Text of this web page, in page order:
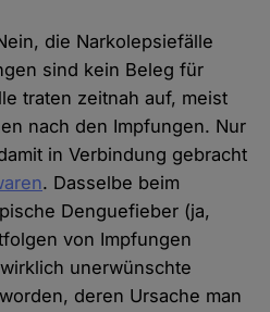
die Narkolepsiefälle
sind kein Beleg für
traten zeitnah auf, meist
nach den Impfungen. Nur
in Verbindung gebracht
. Dasselbe beim
Denguefieber (ja,
von Impfungen
unerwünschte
deren Ursache man